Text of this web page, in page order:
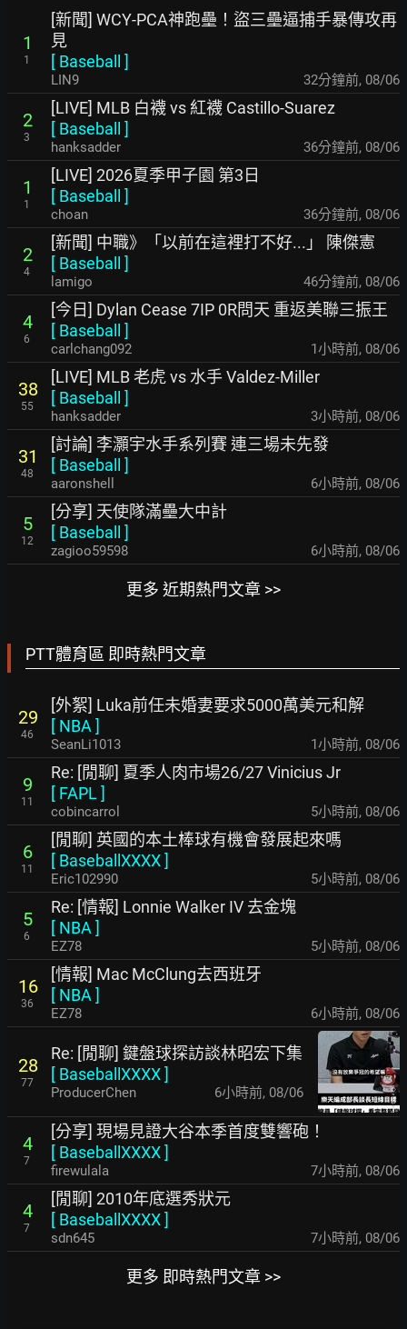
1
1
[新聞] WCY-PCA神跑壘！盜三壘逼捕手暴傳攻再
見
[ Baseball ]
LIN9 33分鐘前, 08/06
2
3
[LIVE] MLB 白襪 vs 紅襪 Castillo-Suarez
[ Baseball ]
hanksadder 36分鐘前, 08/06
1
1
[LIVE] 2026夏季甲子園 第3日
[ Baseball ]
choan 37分鐘前, 08/06
2
4
[新聞] 中職》「以前在這裡打不好...」 陳傑憲
[ Baseball ]
lamigo 46分鐘前, 08/06
4
6
[今日] Dylan Cease 7IP 0R問天 重返美聯三振王
[ Baseball ]
carlchang092 1小時前, 08/06
38
55
[LIVE] MLB 老虎 vs 水手 Valdez-Miller
[ Baseball ]
hanksadder 3小時前, 08/06
31
48
[討論] 李灝宇水手系列賽 連三場未先發
[ Baseball ]
aaronshell 6小時前, 08/06
5
12
[分享] 天使隊滿壘大中計
[ Baseball ]
zagioo59598 6小時前, 08/06
更多 近期熱門文章 >>
PTT體育區 即時熱門文章
29
46
[外絮] Luka前任未婚妻要求5000萬美元和解
[ NBA ]
SeanLi1013 1小時前, 08/06
9
11
Re: [閒聊] 夏季人肉市場26/27 Vinicius Jr
[ FAPL ]
cobincarrol 5小時前, 08/06
6
11
[閒聊] 英國的本土棒球有機會發展起來嗎
[ BaseballXXXX]
Eric102990 5小時前, 08/06
5
6
Re: [情報] Lonnie Walker IV 去金塊
[ NBA ]
EZ78 5小時前, 08/06
16
36
[情報] Mac McClung去西班牙
[ NBA ]
EZ78 6小時前, 08/06
28
77
Re: [閒聊] 鍵盤球探訪談林昭宏下集
[ BaseballXXXX]
ProducerChen 6小時前, 08/06
4
7
[分享] 現場見證大谷本季首度雙響砲！
[ BaseballXXXX]
firewulala 7小時前, 08/06
4
7
[閒聊] 2010年底選秀狀元
[ BaseballXXXX]
sdn645 7小時前, 08/06
更多 即時熱門文章 >>